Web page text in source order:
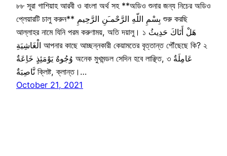
৮৮ সূরা গাশিয়াহ আরবী ও বাংলা অর্থ সহ **অডিও শুনার জন্য নিচের অডিও
প্লেয়ারটি চালু করুন** بِسْمِ اللّهِ الرَّحْمـَنِ الرَّحِيمِ শুরু করছি
আল্লাহর নামে যিনি পরম করুণাময়, অতি দয়ালু। ১ هَلْ أَتَاكَ حَدِيثُ
الْغَاشِيَةِ আপনার কাছে আচ্ছন্নকারী কেয়ামতের বৃত্তান্ত পৌঁছেছে কি? ২
وُجُوهٌ يَوْمَئِذٍ خَاِعَةٌ অনেক মুখমন্ডল সেদিন হবে লাঞ্ছিত, ৩ عَامِلَةٌ
نَّاصِبَةٌ ক্লিষ্ট, ক্লান্ত।…
October 21, 2021